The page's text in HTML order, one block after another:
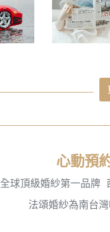
心動預
全球頂級婚紗第一品牌
法頌婚紗為南台